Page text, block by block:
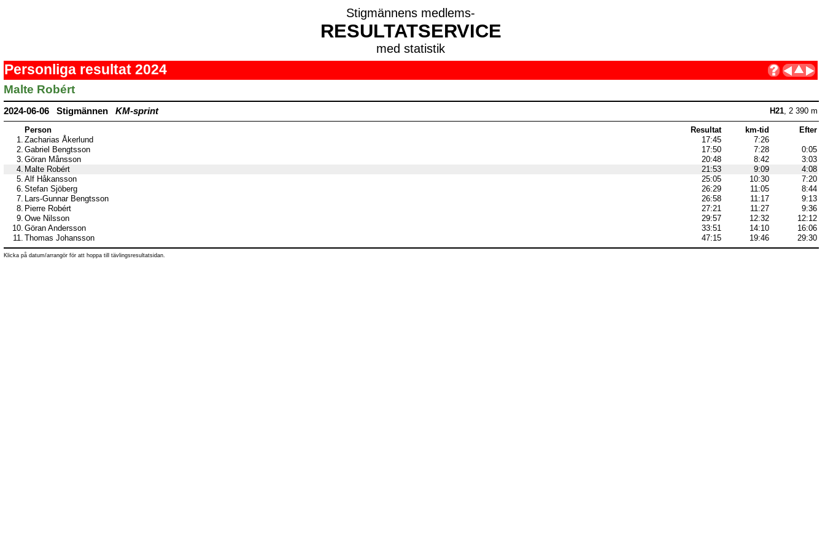
Stigmännens medlems-
RESULTATSERVICE
med statistik
Personliga resultat 2024
Malte Robért
2024-06-06 Stigmännen KM-sprint H21, 2 390 m
Person Resultat km-tid
Efter
1. Zacharias Åkerlund 17:45
7:26
2. Gabriel Bengtsson 17:50 7:28
0:05
3. Göran Månsson 20:48 8:42
3:03
4. Malte Robért 21:53 9:09
4:08
5. Alf Håkansson 25:05 10:30
7:20
6. Stefan Sjöberg 26:29 11:05
8:44
7. Lars-Gunnar Bengtsson 26:58 11:17
9:13
8. Pierre Robért 27:21 11:27
9:36
9. Owe Nilsson 29:57 12:32
12:12
10. Göran Andersson 33:51 14:10
16:06
11.
Thomas Johansson 47:15 19:46 29:30
Klicka på datum/arrangör för att hoppa till tävlingsresultatsidan.